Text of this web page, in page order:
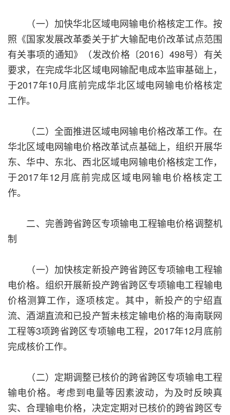
（一）加快华北区域电网输电价格核定工作。按
照《国家发展改革委关于扩大输配电价改革试点范围
有关事项的通知》（发改价格〔2016〕498号）有关
要求，在完成华北区域电网输配电成本监审基础上，
于2017年10月底前完成华北区域电网输电价格核定
工作。
（二）全面推进区域电网输电价格改革工作。在
华北区域电网输电价格改革试点基础上，组织开展华
东、华中、东北、西北区域电网输电价格核定工作，
于2017年12月底前完成区域电网输电价格核定工
作。
二、完善跨省跨区专项输电工程输电价格调整机
制
（一）加快核定新投产跨省跨区专项输电工程输
电价格。组织开展新投产跨省跨区专项输电工程输电
价格测算工作，逐项核定。其中，新投产的宁绍直
流、酒湖直流和已投产暂未核定输电价格的海南联网
工程等3项跨省跨区专项输电工程，2017年12月底前
完成核价工作。
（二）定期调整已核价的跨省跨区专项输电工程
输电价格。考虑到电量等因素波动，为及时反映真
实、合理输电价格，决定定期对已核价的跨省跨区专